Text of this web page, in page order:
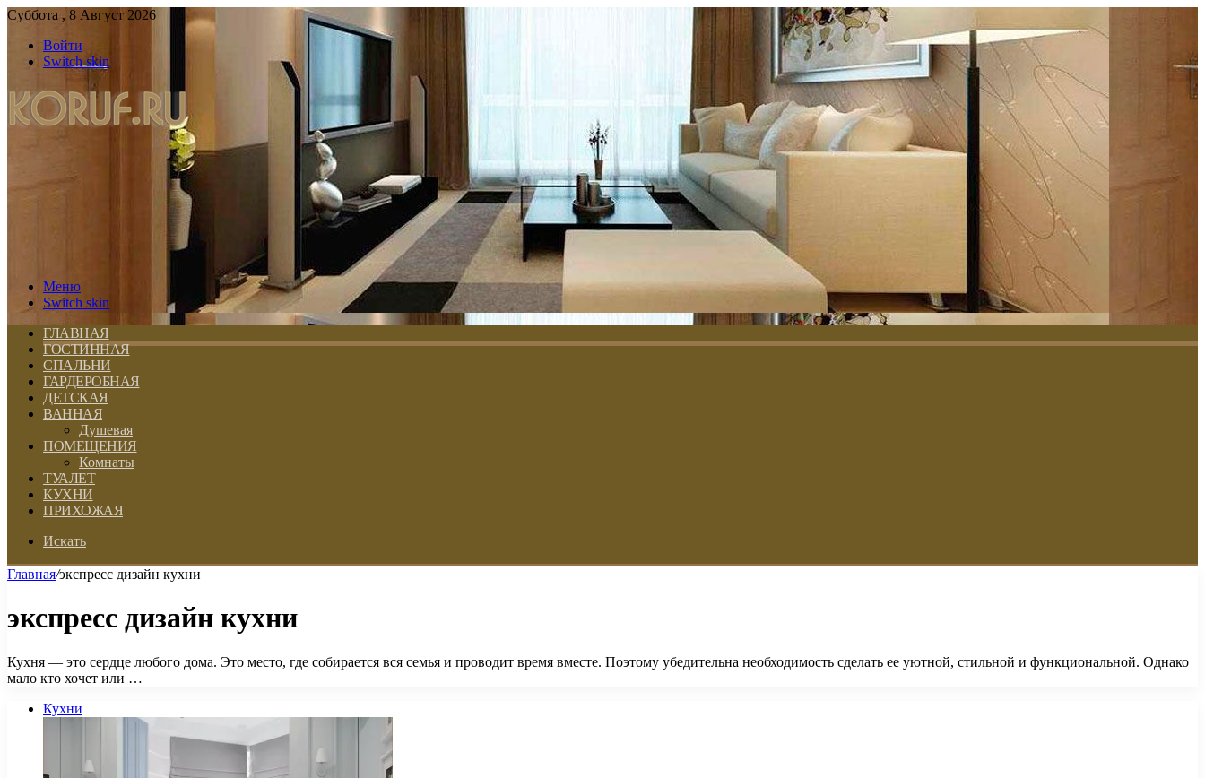
Суббота , 8 Август 2026
Войти
Switch skin
Меню
Switch skin
ГЛАВНАЯ
ГОСТИННАЯ
СПАЛЬНИ
ГАРДЕРОБНАЯ
ДЕТСКАЯ
ВАННАЯ
Душевая
ПОМЕЩЕНИЯ
Комнаты
ТУАЛЕТ
КУХНИ
ПРИХОЖАЯ
Искать
Главная/экспресс дизайн кухни
экспресс дизайн кухни
Кухня — это сердце любого дома. Это место, где собирается вся семья и проводит время вместе. Поэтому убедительна необходимость сделать ее уютной, стильной и функциональной. Однако
мало кто хочет или …
Кухни